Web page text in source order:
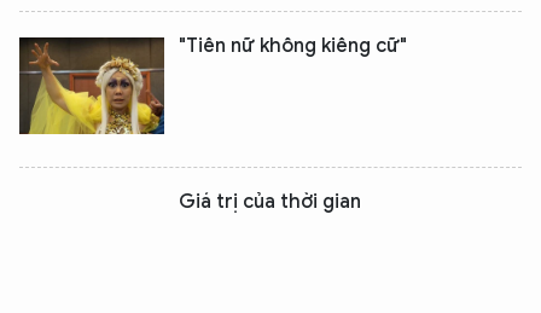
"Tiên nữ không kiêng cữ"
Giá trị của thời gian